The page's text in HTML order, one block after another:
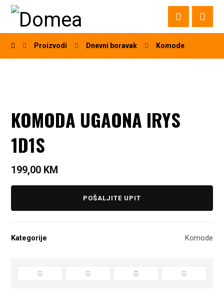
Proizvodi Dnevni boravak Komode
KOMODA UGAONA IRYS
1D1S
199,00 KM
POŠALJITE UPIT
Kategorije Komode